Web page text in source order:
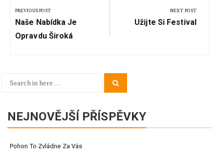
pro
příspěvek
PREVIOUS POST
Previous
Post:
Naše Nabídka Je
Opravdu Široká
NEXT POST
Next
Užijte Si Festival
Search
NEJNOVĚJŠÍ PŘÍSPĚVKY
Pohon To Zvládne Za Vás